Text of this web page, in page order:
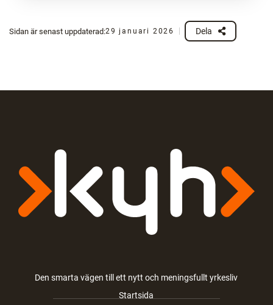
Sidan är senast uppdaterad:29 januari 2026 Dela
Den smarta vägen till ett nytt och meningsfullt yrkesliv
Startsida